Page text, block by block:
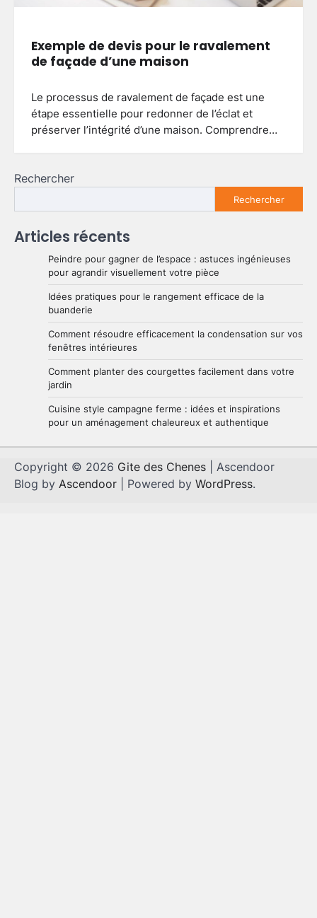
Exemple de devis pour le ravalement
de façade d’une maison
Le processus de ravalement de façade est une
étape essentielle pour redonner de l’éclat et
préserver l’intégrité d’une maison. Comprendre…
Rechercher
Rechercher
Articles récents
Peindre pour gagner de l’espace : astuces ingénieuses
pour agrandir visuellement votre pièce
Idées pratiques pour le rangement efficace de la
buanderie
Comment résoudre efficacement la condensation sur vos
fenêtres intérieures
Comment planter des courgettes facilement dans votre
jardin
Cuisine style campagne ferme : idées et inspirations
pour un aménagement chaleureux et authentique
Copyright © 2026 Gite des Chenes | Ascendoor
Blog by Ascendoor | Powered by WordPress.